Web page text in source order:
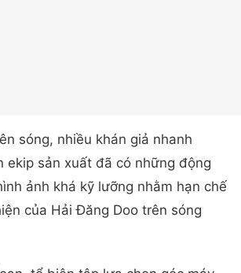
sóng, nhiều khán giả nhanh
ekip sản xuất đã có những động
ảnh khá kỹ lưỡng nhằm hạn chế
của Hải Đăng Doo trên sóng